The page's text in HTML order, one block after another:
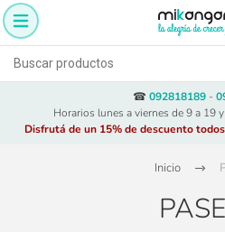
☎ 092818189-
Horarios lunes a viernes de 9 a 19
Disfrutá de un 15% de descuento
Inicio